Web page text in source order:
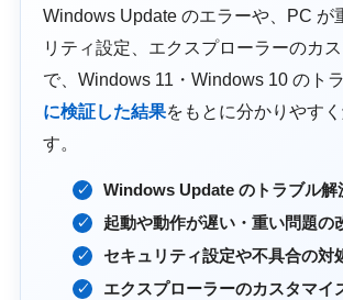
Windows Update のエラーや、PC が
リティ設定、エクスプローラーのカ
で、Windows 11・Windows 10 のト
に検証した結果をもとに分かりやす
す。
Windows Update のトラブル解
起動や動作が遅い・重い問題の
セキュリティ設定や不具合の対
エクスプローラーのカスタマイ